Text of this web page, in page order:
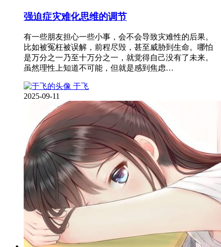
强迫症灾难化思维的调节
有一些朋友担心一些小事，会不会导致灾难性的后果。
比如被冤枉被误解，前程尽毁，甚至威胁到生命。哪怕
是万分之一乃至十万分之一，就觉得自己没有了未来。
虽然理性上知道不可能，但就是感到焦虑…
于飞
2025-09-11